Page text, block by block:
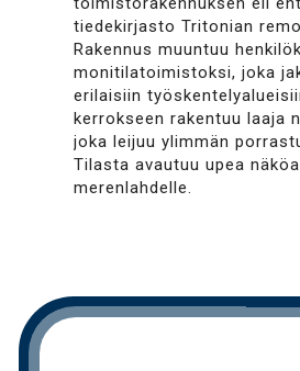
tiedekirjasto Tritonian
Rakennus muuntuu
monitilatoimistoksi, joka
erilaisiin
kerrokseen rakentuu laaja
joka leijuu ylimmän
Tilasta avautuu upea
merenlahdelle.